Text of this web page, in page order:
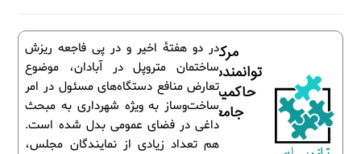
در دو هفتۀ اخیر و در پی فاجعه ریزش
ساختمان متروپل در آبادان، موضوع
تعارض منافع دستگاه‌های مسئول در امر
ساخت‌وساز به ویژه شهرداری به مبحث
داغی در فضای عمومی بدل شده است.
هم تعداد زیادی از نمایندگان مجلس،
مرکز
توانمندسازی
حاکمیت و
جامعه